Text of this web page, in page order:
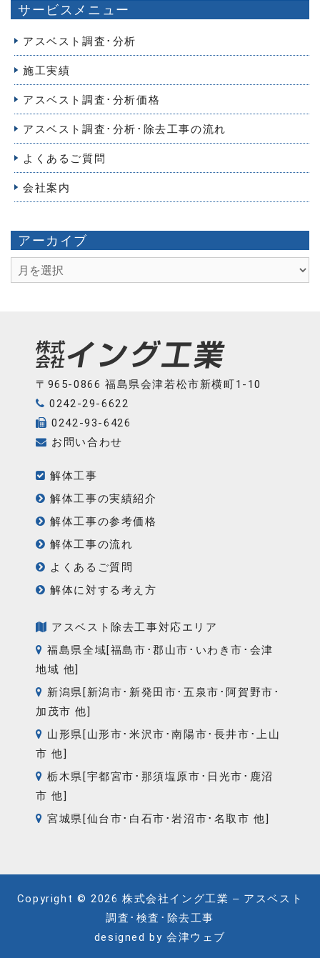
サービスメニュー
アスベスト調査･分析
施工実績
アスベスト調査･分析価格
アスベスト調査･分析･除去工事の流れ
よくあるご質問
会社案内
アーカイブ
ア
ー
〒965-0866 福島県会津若松市新横町1-10
0242-29-6622
0242-93-6426
お問い合わせ
解体工事
解体工事の実績紹介
解体工事の参考価格
解体工事の流れ
よくあるご質問
解体に対する考え方
アスベスト除去工事対応エリア
福島県全域[福島市･郡山市･いわき市･会津
地域 他]
新潟県[新潟市･新発田市･五泉市･阿賀野市･
加茂市 他]
山形県[山形市･米沢市･南陽市･長井市･上山
市 他]
栃木県[宇都宮市･那須塩原市･日光市･鹿沼
市 他]
宮城県[仙台市･白石市･岩沼市･名取市 他]
Copyright © 2026 株式会社イング工業 – アスベスト
調査･検査･除去工事
designed by会津ウェブ